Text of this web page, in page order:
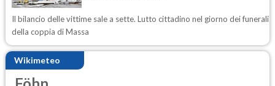
Il bilancio delle vittime sale a sette. Lutto cittadino nel giorno dei funerali
della coppia di Massa
Wikimeteo